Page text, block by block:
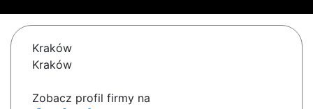
Kraków
Kraków
Zobacz profil firmy na